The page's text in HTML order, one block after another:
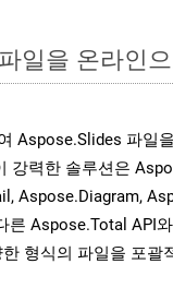
일을 온라인
Aspose.Slides 파일
강력한 솔루션은
Aspose.Diagram,
른 Aspose.Total API
형식의 파일을 포괄